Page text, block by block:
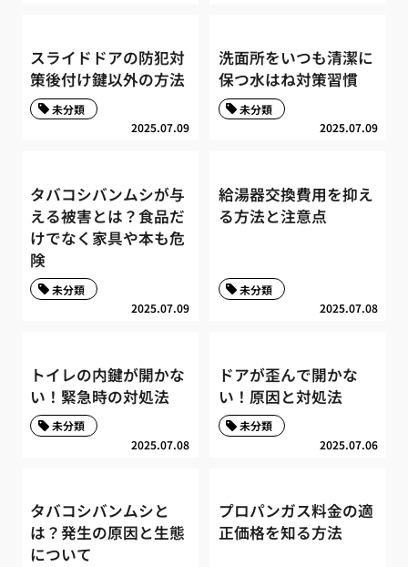
スライドドアの防犯対
策後付け鍵以外の方法
2025.07.09
未分類
洗面所をいつも清潔に
保つ水はね対策習慣
2025.07.09
未分類
タバコシバンムシが与
える被害とは？食品だ
けでなく家具や本も危
険
2025.07.09
未分類
給湯器交換費用を抑え
る方法と注意点
2025.07.08
未分類
トイレの内鍵が開かな
い！緊急時の対処法
2025.07.08
未分類
ドアが歪んで開かな
い！原因と対処法
2025.07.06
未分類
タバコシバンムシと
は？発生の原因と生態
について
プロパンガス料金の適
正価格を知る方法